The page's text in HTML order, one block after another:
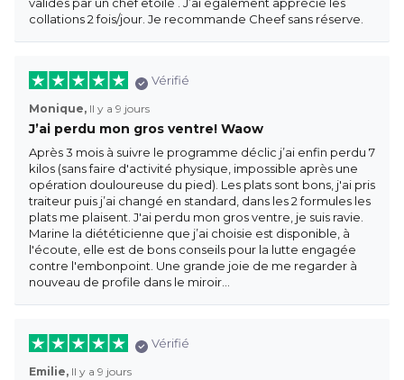
validés par un chef etoîlé . J’ai également apprécié les
collations 2 fois/jour. Je recommande Cheef sans réserve.
Vérifié
Monique, Il y a 9 jours
J’ai perdu mon gros ventre! Waow
Après 3 mois à suivre le programme déclic j’ai enfin perdu 7
kilos (sans faire d'activité physique, impossible après une
opération douloureuse du pied). Les plats sont bons, j'ai pris
traiteur puis j’ai changé en standard, dans les 2 formules les
plats me plaisent. J'ai perdu mon gros ventre, je suis ravie.
Marine la diététicienne que j’ai choisie est disponible, à
l'écoute, elle est de bons conseils pour la lutte engagée
contre l'embonpoint. Une grande joie de me regarder à
nouveau de profile dans le miroir...
Vérifié
Emilie, Il y a 9 jours